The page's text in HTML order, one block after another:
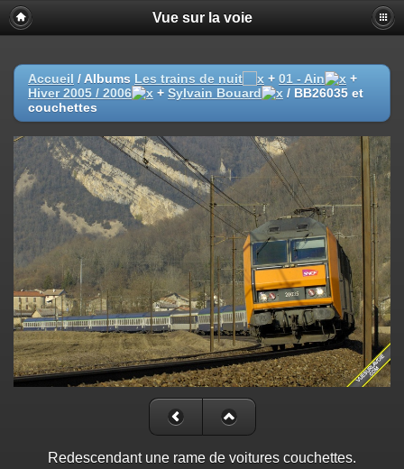
Vue sur la voie
Accueil / Albums Les trains de nuit + 01 - Ain
+
Hiver 2005 / 2006
+ Sylvain Bouard / BB26035 et
couchettes
Redescendant une rame de voitures couchettes.